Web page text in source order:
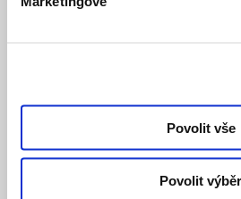
Povolit vše
Povolit výběr